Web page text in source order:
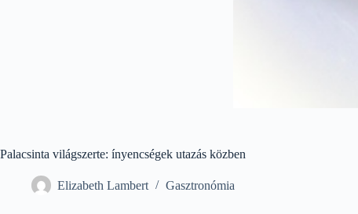
Palacsinta világszerte: ínyencségek utazás közben
Elizabeth Lambert Gasztronómia